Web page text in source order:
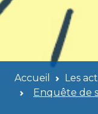
Accueil
Les
Enquête de